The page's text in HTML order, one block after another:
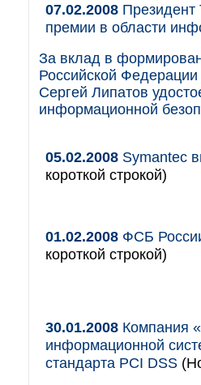
07.02.2008 Президент
премии в области
За вклад в
Российской
Сергей Липатов
информационной
05.02.2008 Symantec
короткой строкой)
01.02.2008 ФСБ
короткой строкой)
30.01.2008 Компания
информационной
стандарта PCI DSS